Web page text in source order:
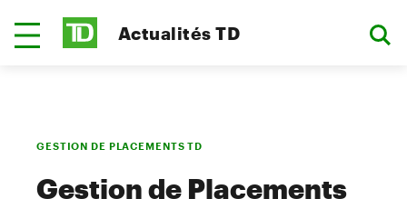
Actualités TD
GESTION DE PLACEMENTS TD
Gestion de Placements